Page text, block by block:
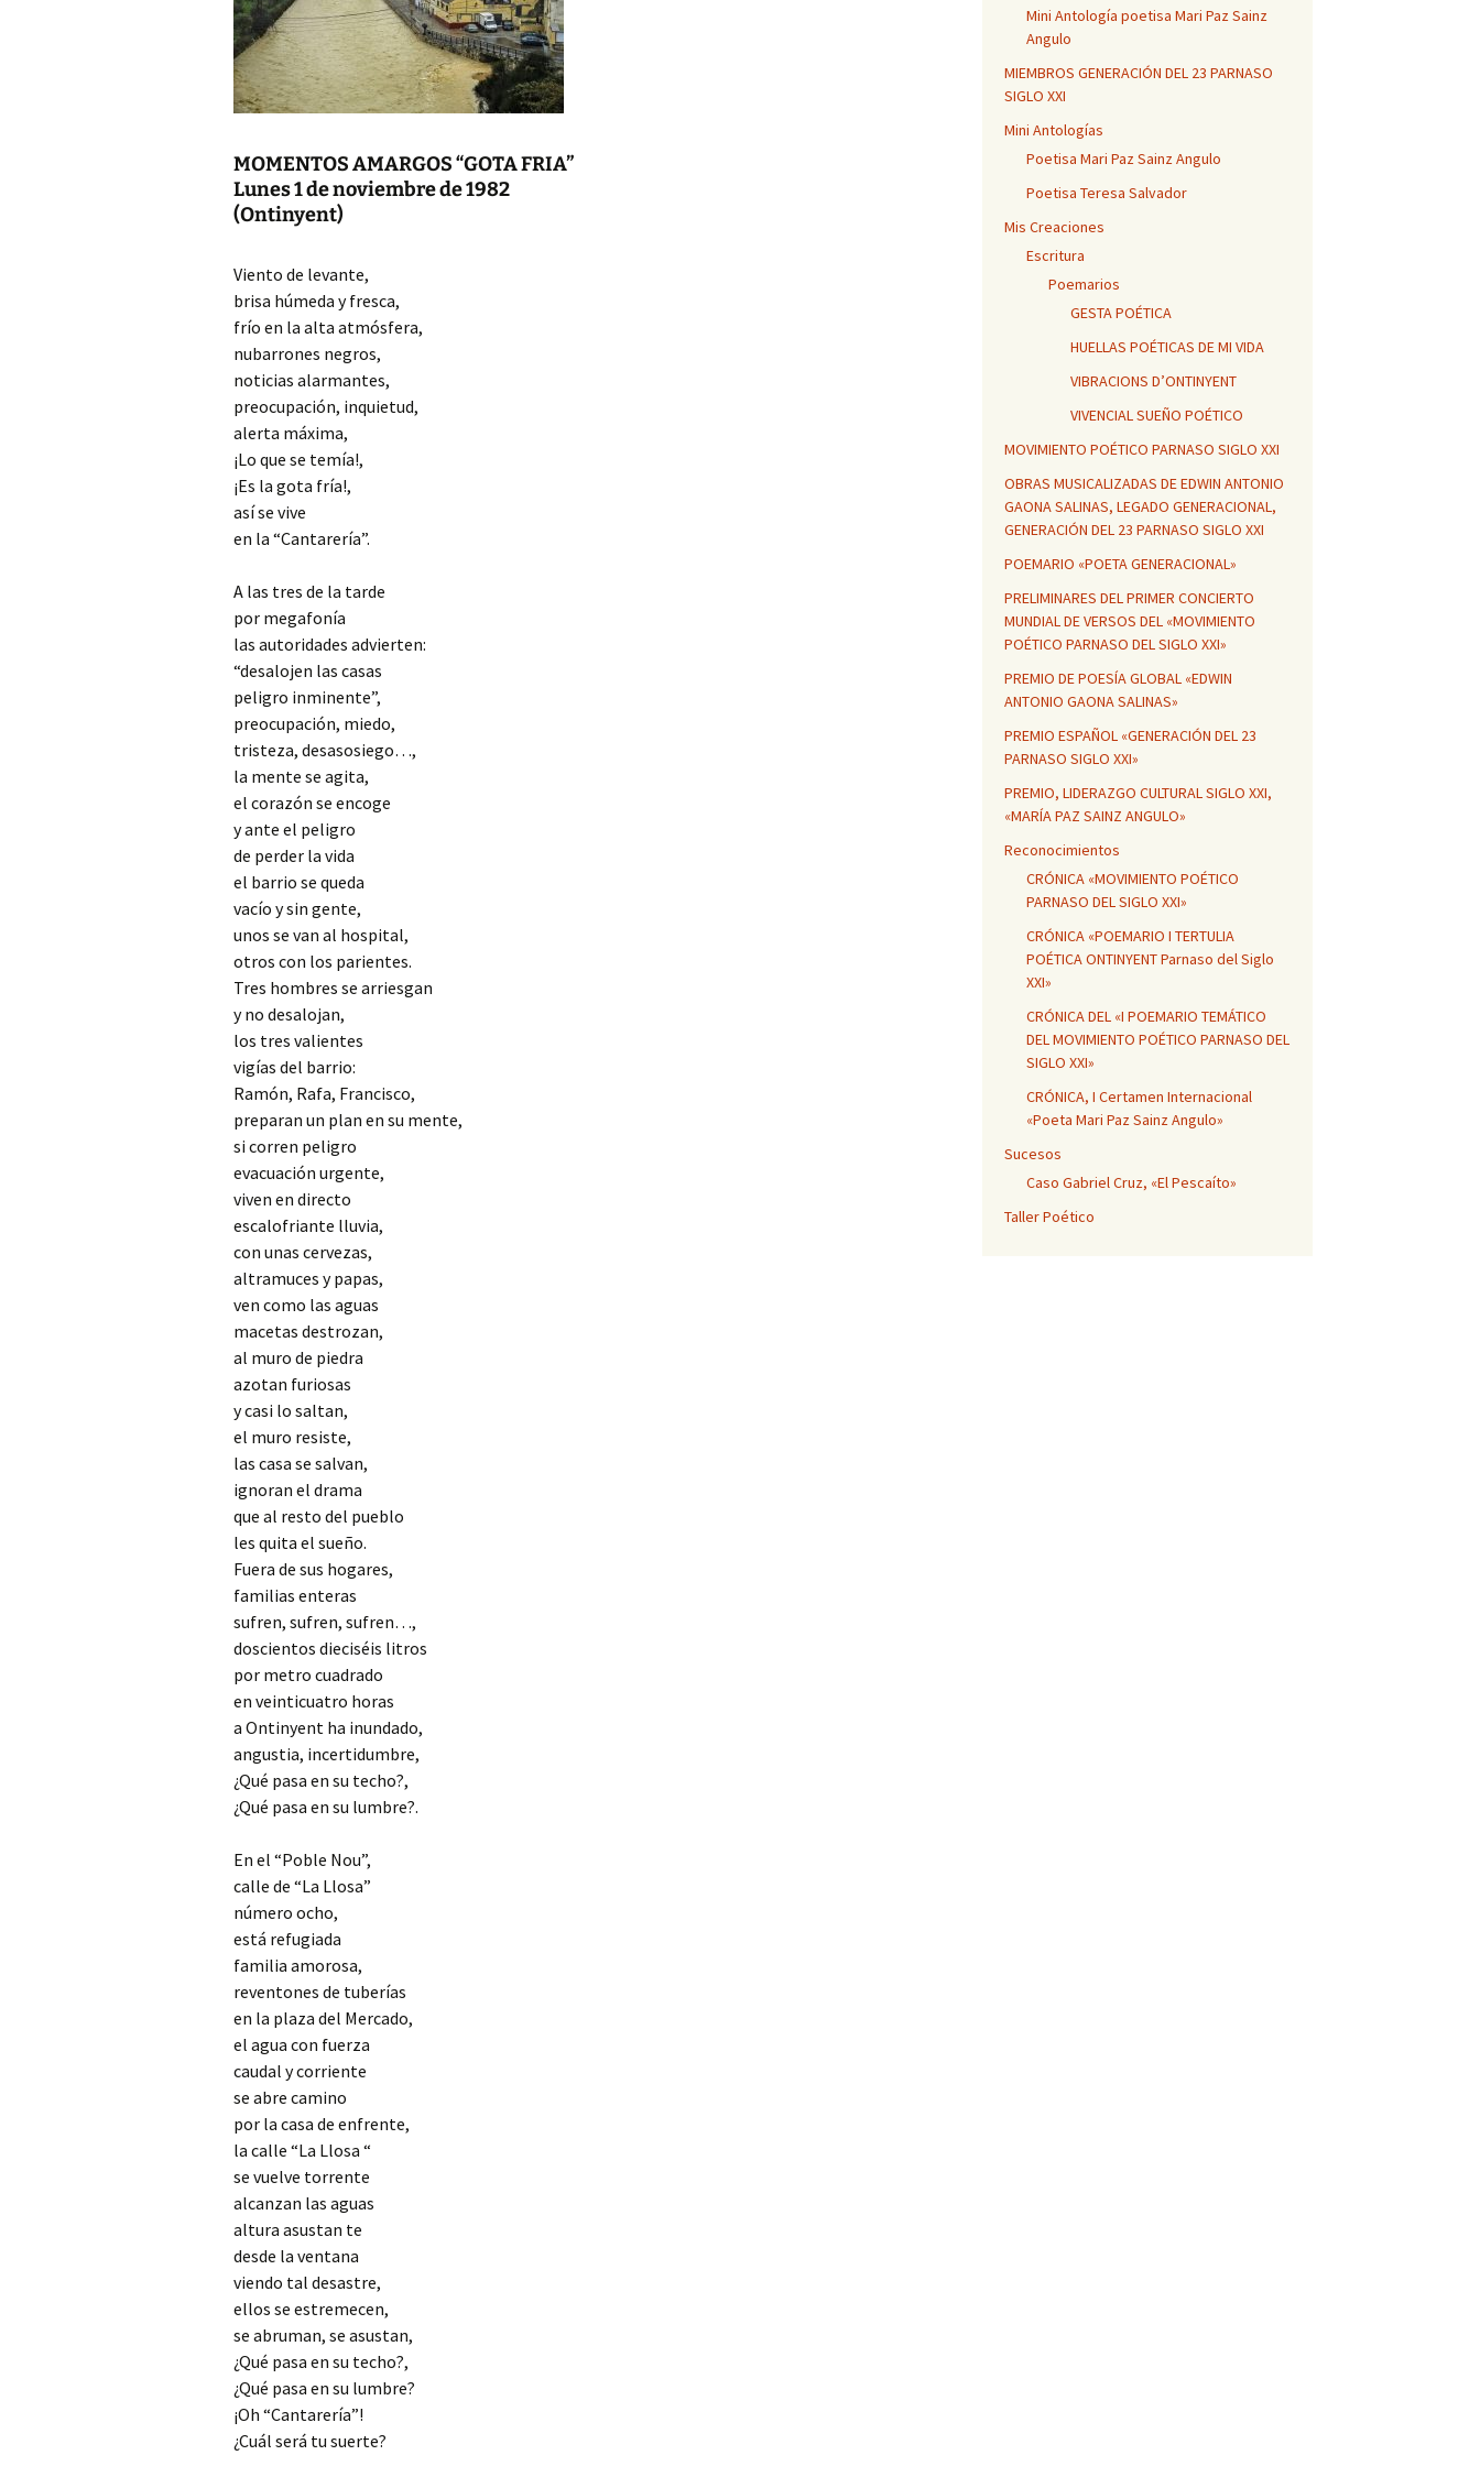
23 PARNASO SIGLO XXI
MÍRIAM FERNANDEZ –
ARGENTINA MIEMBRO
DE LA GENERACIÓN DEL
23 PARNASO SIGLO XXI
MARÚ C. NEGRO PARODI
– CHILE, MIEMBRO DE LA
GENERACIÓN DEL 23
DE LA GENERACIÓN DEL
23 PARNASO SIGLO XXI
RAMOS MIEMBRO DE LA
GENERACIÓN DEL 23
PARNASO SIGLO XXI
MOMENTOS AMARGOS “GOTA FRIA”
Lunes 1 de noviembre de 1982
(Ontinyent)
Viento de levante,
brisa húmeda y fresca,
frío en la alta atmósfera,
nubarrones negros,
noticias alarmantes,
preocupación, inquietud,
alerta máxima,
¡Lo que se temía!,
¡Es la gota fría!,
así se vive
en la “Cantarería”.
A las tres de la tarde
por megafonía
las autoridades advierten:
“desalojen las casas
peligro inminente”,
preocupación, miedo,
tristeza, desasosiego…,
la mente se agita,
el corazón se encoge
y ante el peligro
de perder la vida
el barrio se queda
vacío y sin gente,
unos se van al hospital,
otros con los parientes.
Tres hombres se arriesgan
y no desalojan,
los tres valientes
vigías del barrio:
Ramón, Rafa, Francisco,
preparan un plan en su mente,
si corren peligro
evacuación urgente,
viven en directo
escalofriante lluvia,
con unas cervezas,
altramuces y papas,
ven como las aguas
macetas destrozan,
al muro de piedra
azotan furiosas
y casi lo saltan,
el muro resiste,
las casa se salvan,
ignoran el drama
que al resto del pueblo
les quita el sueño.
Fuera de sus hogares,
familias enteras
sufren, sufren, sufren…,
doscientos dieciséis litros
por metro cuadrado
en veinticuatro horas
a Ontinyent ha inundado,
angustia, incertidumbre,
¿Qué pasa en su techo?,
¿Qué pasa en su lumbre?.
En el “Poble Nou”,
calle de “La Llosa”
número ocho,
está refugiada
familia amorosa,
reventones de tuberías
en la plaza del Mercado,
el agua con fuerza
caudal y corriente
se abre camino
por la casa de enfrente,
la calle “La Llosa “
se vuelve torrente
alcanzan las aguas
altura asustan te
desde la ventana
viendo tal desastre,
ellos se estremecen,
se abruman, se asustan,
¿Qué pasa en su techo?,
¿Qué pasa en su lumbre?
¡Oh “Cantarería”!
¿Cuál será tu suerte?
Mini Antología poetisa Mari Paz Sainz
Angulo
MIEMBROS GENERACIÓN DEL 23 PARNASO
SIGLO XXI
Mini Antologías
Poetisa Mari Paz Sainz Angulo
Poetisa Teresa Salvador
Mis Creaciones
Escritura
Poemarios
GESTA POÉTICA
HUELLAS POÉTICAS DE MI VIDA
VIBRACIONS D’ONTINYENT
VIVENCIAL SUEÑO POÉTICO
MOVIMIENTO POÉTICO PARNASO SIGLO XXI
OBRAS MUSICALIZADAS DE EDWIN ANTONIO
GAONA SALINAS, LEGADO GENERACIONAL,
GENERACIÓN DEL 23 PARNASO SIGLO XXI
POEMARIO «POETA GENERACIONAL»
PRELIMINARES DEL PRIMER CONCIERTO
MUNDIAL DE VERSOS DEL «MOVIMIENTO
POÉTICO PARNASO DEL SIGLO XXI»
PREMIO DE POESÍA GLOBAL «EDWIN
ANTONIO GAONA SALINAS»
PREMIO ESPAÑOL «GENERACIÓN DEL 23
PARNASO SIGLO XXI»
PREMIO, LIDERAZGO CULTURAL SIGLO XXI,
«MARÍA PAZ SAINZ ANGULO»
Reconocimientos
CRÓNICA «MOVIMIENTO POÉTICO
PARNASO DEL SIGLO XXI»
CRÓNICA «POEMARIO I TERTULIA
POÉTICA ONTINYENT Parnaso del Siglo
XXI»
CRÓNICA DEL «I POEMARIO TEMÁTICO
DEL MOVIMIENTO POÉTICO PARNASO DEL
SIGLO XXI»
CRÓNICA, I Certamen Internacional
«Poeta Mari Paz Sainz Angulo»
Sucesos
Caso Gabriel Cruz, «El Pescaíto»
Taller Poético